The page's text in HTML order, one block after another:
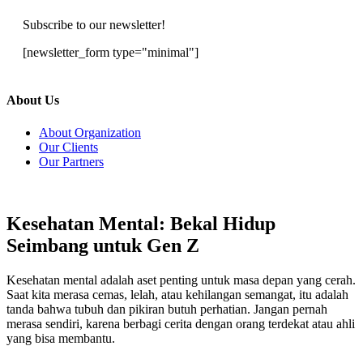
Subscribe to our newsletter!
[newsletter_form type="minimal"]
About Us
About Organization
Our Clients
Our Partners
Kesehatan Mental: Bekal Hidup
Seimbang untuk Gen Z
Kesehatan mental adalah aset penting untuk masa depan yang cerah.
Saat kita merasa cemas, lelah, atau kehilangan semangat, itu adalah
tanda bahwa tubuh dan pikiran butuh perhatian. Jangan pernah
merasa sendiri, karena berbagi cerita dengan orang terdekat atau ahli
yang bisa membantu.